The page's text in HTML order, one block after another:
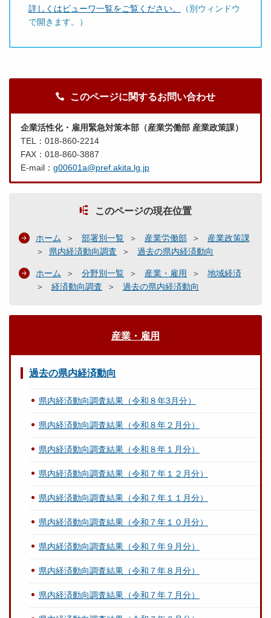
詳しくはビューワ一覧をご覧ください。
（別ウィンドウ
で開きます。）
このページに関するお問い合わせ
企業活性化・雇用緊急対策本部（産業労働部 産業政策課）
TEL：018-860-2214
FAX：018-860-3887
E-mail： g00601a@pref.akita.lg.jp
このページの現在位置
ホーム 部署別一覧 産業労働部
産業政策課
県内経済動向調査
過去の県内経済動向
ホーム 分野別一覧 産業・雇用
地域経済
経済動向調査
過去の県内経済動向
産業・雇用
過去の県内経済動向
県内経済動向調査結果（令和８年3月分）
県内経済動向調査結果（令和８年２月分）
県内経済動向調査結果（令和８年１月分）
県内経済動向調査結果（令和７年１２月分）
県内経済動向調査結果（令和７年１１月分）
県内経済動向調査結果（令和７年１０月分）
県内経済動向調査結果（令和７年９月分）
県内経済動向調査結果（令和７年８月分）
県内経済動向調査結果（令和７年７月分）